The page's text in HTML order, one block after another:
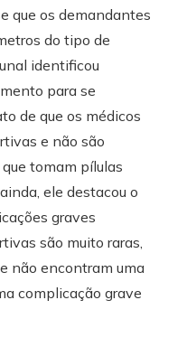
que os demandantes
do tipo de
identificou
para se
de que os médicos
e não são
tomam pílulas
ele destacou o
graves
são muito raras,
não encontram uma
complicação grave